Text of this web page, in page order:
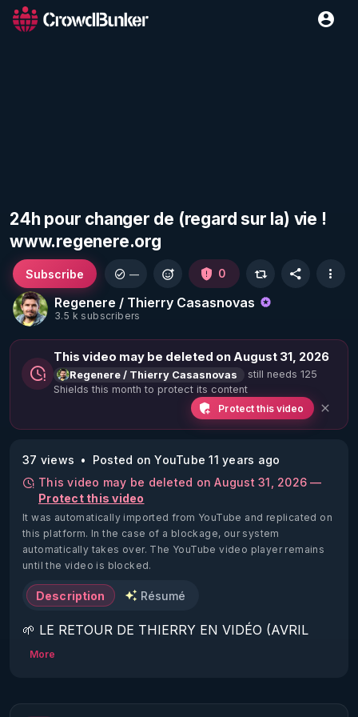
24h pour changer de (regard sur la) vie !
www.regenere.org
Regenere / Thierry Casasnovas
3.5 k subscribers
Subscribe — 0
This video may be deleted on August 31, 2026
Regenere / Thierry Casasnovas
still needs 125
Shields this month to protect its content
Protect this video
37 views
Posted on YouTube 11 years ago
This video may be deleted on August 31, 2026 —
Protect this video
It was automatically imported from YouTube and replicated on
this platform. In the case of a blockage, our system
automatically takes over. The YouTube video player remains
until the video is blocked.
Description Résumé
🌱 LE RETOUR DE THIERRY EN VIDÉO (AVRIL
2022)!
https://www.rgnr.fr/presentation.html
More